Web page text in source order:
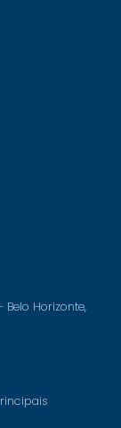
Belo Horizonte,